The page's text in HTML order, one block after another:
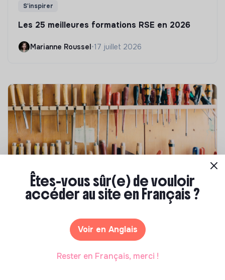
S'inspirer
Les 25 meilleures formations RSE en 2026
Marianne Roussel•17 juillet 2026
Compétences & formations
Comment se former à la transition écologique
Marianne Roussel•09 janvier 2024
Êtes-vous sûr(e) de vouloir
accéder au site en Français ?
Voir en Anglais
Rester en Français, merci !